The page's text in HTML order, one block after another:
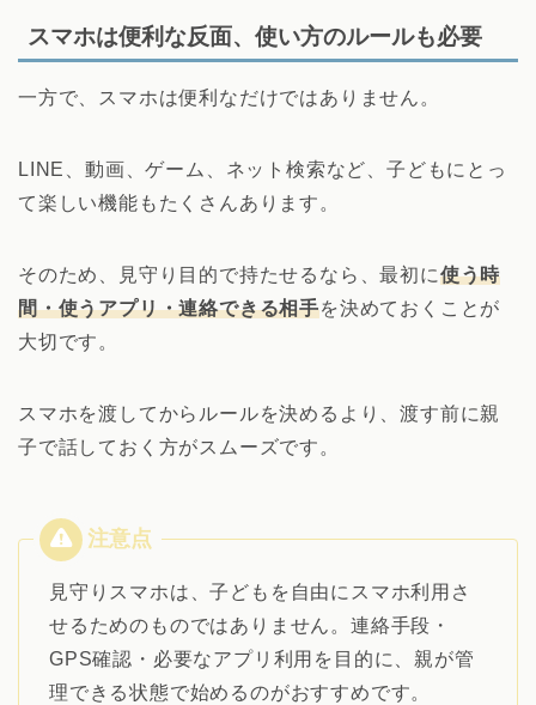
スマホは便利な反面、使い方のルールも必要
一方で、スマホは便利なだけではありません。
LINE、動画、ゲーム、ネット検索など、子どもにとっ
て楽しい機能もたくさんあります。
そのため、見守り目的で持たせるなら、最初に使う時
間・使うアプリ・連絡できる相手を決めておくことが
大切です。
スマホを渡してからルールを決めるより、渡す前に親
子で話しておく方がスムーズです。
見守りスマホは、子どもを自由にスマホ利用さ
せるためのものではありません。連絡手段・
GPS確認・必要なアプリ利用を目的に、親が管
理できる状態で始めるのがおすすめです。